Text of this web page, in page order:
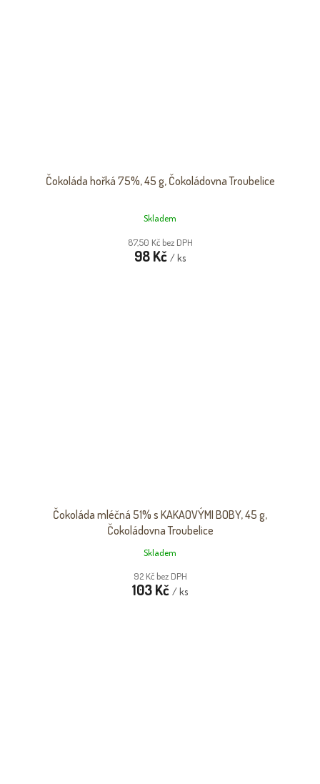
Čokoláda hořká 75%, 45 g, Čokoládovna Troubelice
Skladem
87,50 Kč bez DPH
98 Kč / ks
Čokoláda mléčná 51% s KAKAOVÝMI BOBY, 45 g,
Čokoládovna Troubelice
Skladem
92 Kč bez DPH
103 Kč / ks